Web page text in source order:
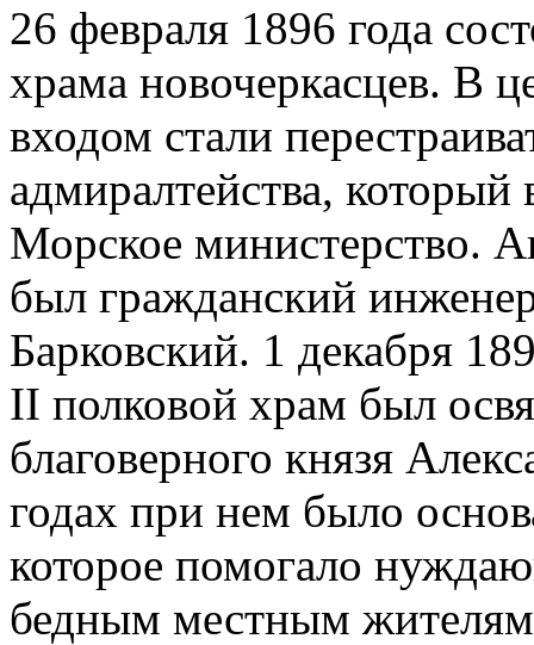
26 февраля 1896 года
храма новочеркасцев. В
входом стали
адмиралтейства, который
Морское министерство.
был гражданский
Барковский. 1 декабря
II полковой храм был
благоверного князя
годах при нем было
которое помогало
бедным местным